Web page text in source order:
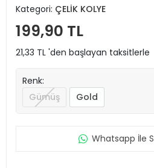
Kategori: ÇELİK KOLYE
199,90 TL
21,33 TL 'den başlayan taksitlerle
Renk:
Gümüş
Gold
Whatsapp İle